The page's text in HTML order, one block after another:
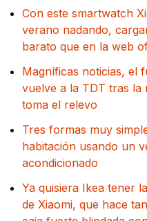
Con este smartwatch
verano nadando,
barato que en la web
Magníficas noticias, el
vuelve a la TDT tras la
toma el relevo
Tres formas muy
habitación usando un
acondicionado
Ya quisiera Ikea tener
de Xiaomi, que hace